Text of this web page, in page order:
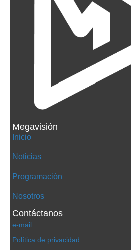
Megavisión
Inicio
Noticias
Programación
Nosotros
Contáctanos
e-mail
Política de privacidad